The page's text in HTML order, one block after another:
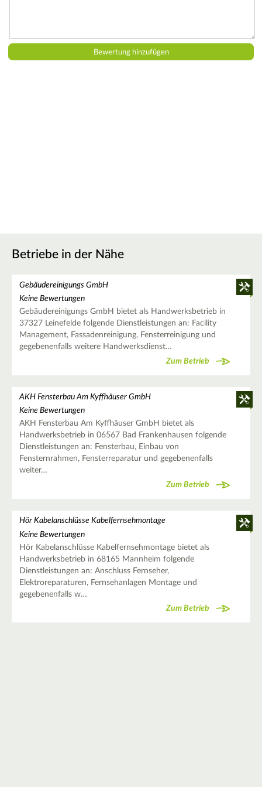
Betriebe in der Nähe
Gebäudereinigungs GmbH
Keine Bewertungen
Gebäudereinigungs GmbH bietet als Handwerksbetrieb in
37327 Leinefelde folgende Dienstleistungen an: Facility
Management, Fassadenreinigung, Fensterreinigung und
gegebenenfalls weitere Handwerksdienst…
Zum Betrieb
AKH Fensterbau Am Kyffhäuser GmbH
Keine Bewertungen
AKH Fensterbau Am Kyffhäuser GmbH bietet als
Handwerksbetrieb in 06567 Bad Frankenhausen folgende
Dienstleistungen an: Fensterbau, Einbau von
Fensternrahmen, Fensterreparatur und gegebenenfalls
weiter…
Zum Betrieb
Hör Kabelanschlüsse Kabelfernsehmontage
Keine Bewertungen
Hör Kabelanschlüsse Kabelfernsehmontage bietet als
Handwerksbetrieb in 68165 Mannheim folgende
Dienstleistungen an: Anschluss Fernseher,
Elektroreparaturen, Fernsehanlagen Montage und
gegebenenfalls w…
Zum Betrieb